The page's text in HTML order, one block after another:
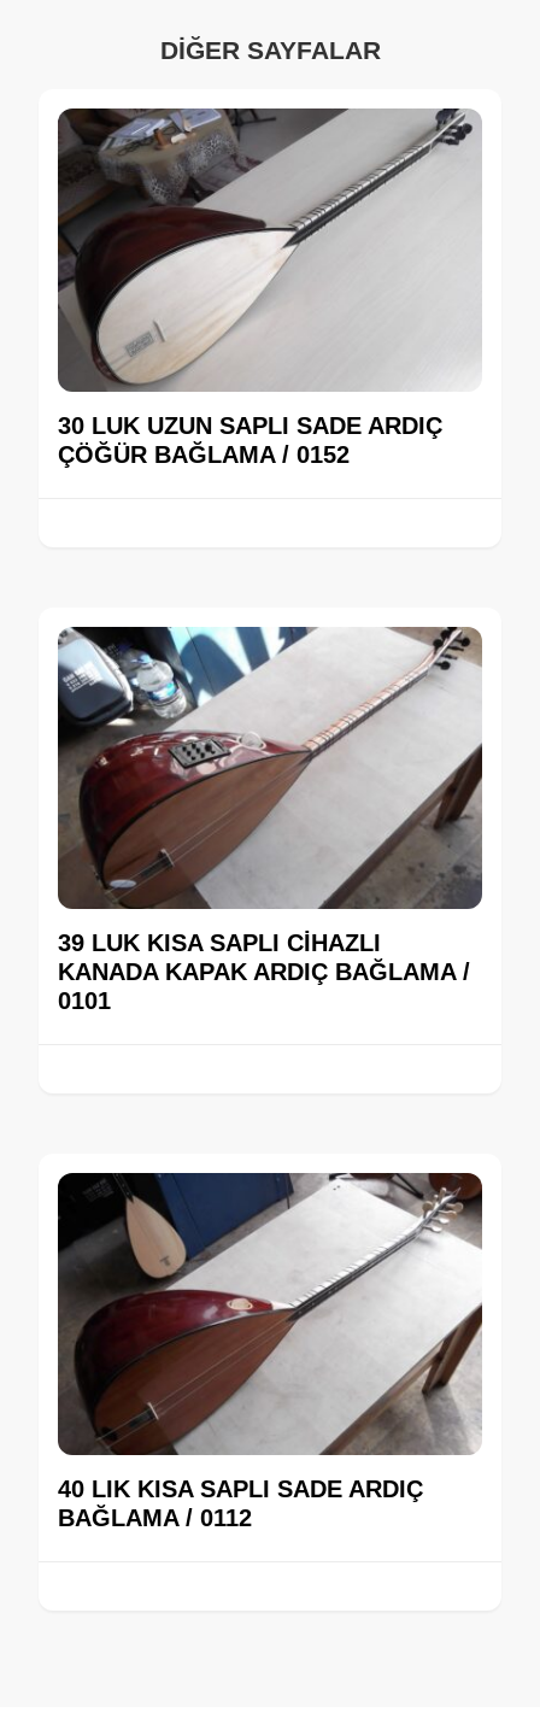
DİĞER SAYFALAR
30 LUK UZUN SAPLI SADE ARDIÇ
ÇÖĞÜR BAĞLAMA / 0152
39 LUK KISA SAPLI CİHAZLI
KANADA KAPAK ARDIÇ BAĞLAMA /
0101
40 LIK KISA SAPLI SADE ARDIÇ
BAĞLAMA / 0112